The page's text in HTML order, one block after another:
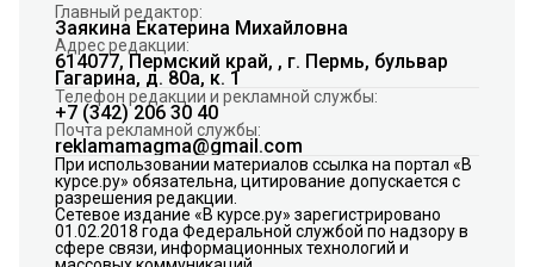
Главный редактор:
Заякина Екатерина Михайловна
Адрес редакции:
614077, Пермский край, , г. Пермь, бульвар
Гагарина, д. 80а, к. 1
Телефон редакции и рекламной службы:
+7 (342) 206 30 40
Почта рекламной службы:
reklamamagma@gmail.com
При использовании материалов ссылка на портал «В
курсе.ру» обязательна, цитирование допускается с
разрешения редакции.
Сетевое издание «В курсе.ру» зарегистрировано
01.02.2018 года Федеральной службой по надзору в
сфере связи, информационных технологий и